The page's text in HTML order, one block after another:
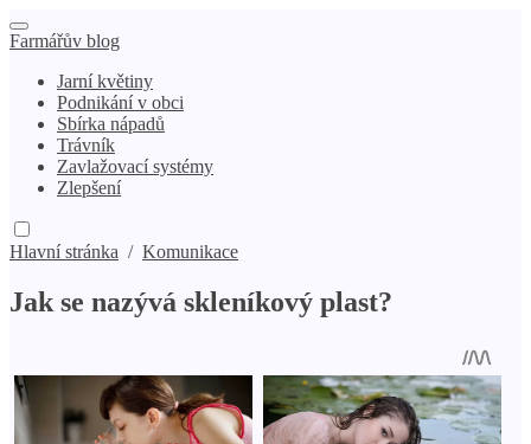
Farmářův blog
Jarní květiny
Podnikání v obci
Sbírka nápadů
Trávník
Zavlažovací systémy
Zlepšení
Hlavní stránka / Komunikace
Jak se nazývá skleníkový plast?